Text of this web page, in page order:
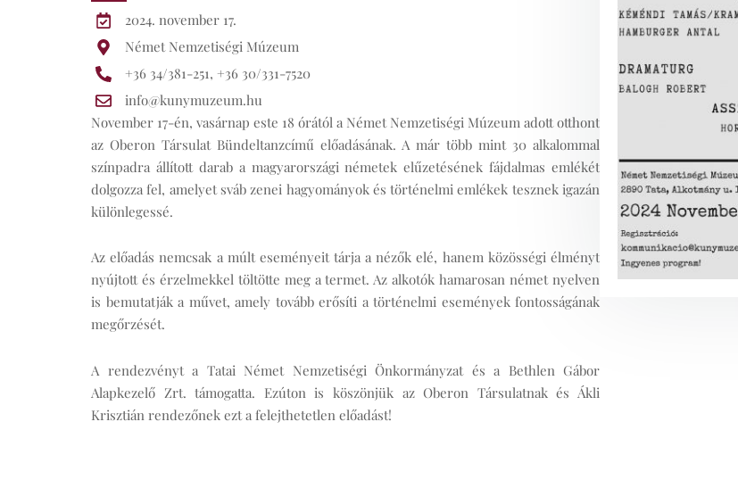
2024. november 17.
Német Nemzetiségi Múzeum
+36 34/381-251, +36 30/331-7520
info@kunymuzeum.hu
November 17-én, vasárnap este 18 órától a Német Nemzetiségi Múzeum adott otthont
az Oberon Társulat Bündeltanzcímű előadásának. A már több mint 30 alkalommal
színpadra állított darab a magyarországi németek elűzetésének fájdalmas emlékét
dolgozza fel, amelyet sváb zenei hagyományok és történelmi emlékek tesznek igazán
különlegessé.
Az előadás nemcsak a múlt eseményeit tárja a nézők elé, hanem közösségi élményt
nyújtott és érzelmekkel töltötte meg a termet. Az alkotók hamarosan német nyelven
is bemutatják a művet, amely tovább erősíti a történelmi események fontosságának
megőrzését.
A rendezvényt a Tatai Német Nemzetiségi Önkormányzat és a Bethlen Gábor
Alapkezelő Zrt. támogatta. Ezúton is köszönjük az Oberon Társulatnak és Ákli
Krisztián rendezőnek ezt a felejthetetlen előadást!